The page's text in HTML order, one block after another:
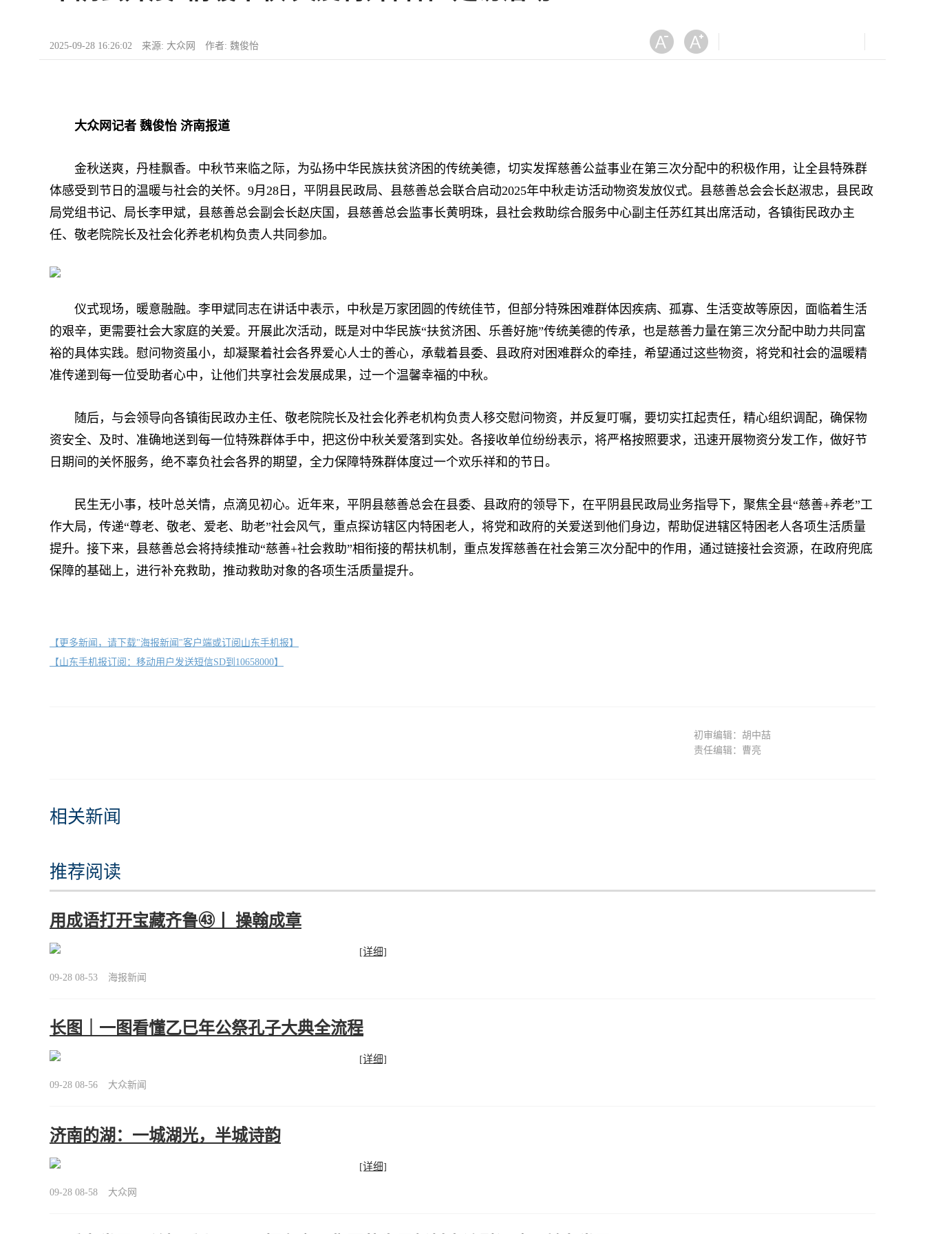
2025-09-28 16:26:02 来源: 大众网 作者: 魏俊怡
大众网记者 魏俊怡 济南报道
金秋送爽，丹桂飘香。中秋节来临之际，为弘扬中华民族扶贫济困的传统美德，切实发挥慈善公益事业在第三次分配中的积极作用，让全县特殊群
体感受到节日的温暖与社会的关怀。9月28日，平阴县民政局、县慈善总会联合启动2025年中秋走访活动物资发放仪式。县慈善总会会长赵淑忠，县民政
局党组书记、局长李甲斌，县慈善总会副会长赵庆国，县慈善总会监事长黄明珠，县社会救助综合服务中心副主任苏红其出席活动，各镇街民政办主
任、敬老院院长及社会化养老机构负责人共同参加。
仪式现场，暖意融融。李甲斌同志在讲话中表示，中秋是万家团圆的传统佳节，但部分特殊困难群体因疾病、孤寡、生活变故等原因，面临着生活
的艰辛，更需要社会大家庭的关爱。开展此次活动，既是对中华民族“扶贫济困、乐善好施”传统美德的传承，也是慈善力量在第三次分配中助力共同富
裕的具体实践。慰问物资虽小，却凝聚着社会各界爱心人士的善心，承载着县委、县政府对困难群众的牵挂，希望通过这些物资，将党和社会的温暖精
准传递到每一位受助者心中，让他们共享社会发展成果，过一个温馨幸福的中秋。
随后，与会领导向各镇街民政办主任、敬老院院长及社会化养老机构负责人移交慰问物资，并反复叮嘱，要切实扛起责任，精心组织调配，确保物
资安全、及时、准确地送到每一位特殊群体手中，把这份中秋关爱落到实处。各接收单位纷纷表示，将严格按照要求，迅速开展物资分发工作，做好节
日期间的关怀服务，绝不辜负社会各界的期望，全力保障特殊群体度过一个欢乐祥和的节日。
民生无小事，枝叶总关情，点滴见初心。近年来，平阴县慈善总会在县委、县政府的领导下，在平阴县民政局业务指导下，聚焦全县“慈善+养老”工
作大局，传递“尊老、敬老、爱老、助老”社会风气，重点探访辖区内特困老人，将党和政府的关爱送到他们身边，帮助促进辖区特困老人各项生活质量
提升。接下来，县慈善总会将持续推动“慈善+社会救助”相衔接的帮扶机制，重点发挥慈善在社会第三次分配中的作用，通过链接社会资源，在政府兜底
保障的基础上，进行补充救助，推动救助对象的各项生活质量提升。
【更多新闻，请下载"海报新闻"客户端或订阅山东手机报】
【山东手机报订阅：移动用户发送短信SD到10658000】
初审编辑：胡中喆
责任编辑：曹亮
相关新闻
推荐阅读
用成语打开宝藏齐鲁㊸丨 操翰成章
[详细]
09-28 08-53 海报新闻
长图｜一图看懂乙巳年公祭孔子大典全流程
[详细]
09-28 08-56 大众新闻
济南的湖：一城湖光，半城诗韵
[详细]
09-28 08-58 大众网